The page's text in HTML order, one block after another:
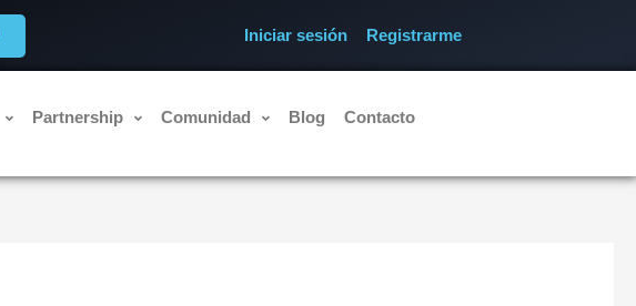
Iniciar sesión Registrarme
Partnership Comunidad Blog Contacto